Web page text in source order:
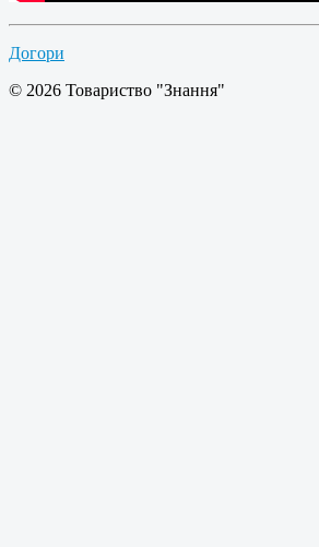
Догори
© 2026 Товариство "Знання"